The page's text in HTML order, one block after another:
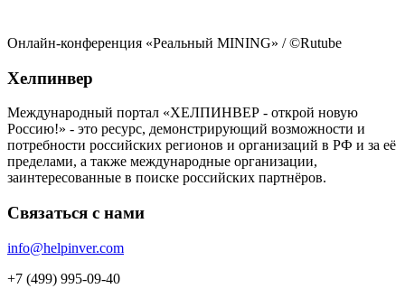
Онлайн-конференция «Реальный MINING» / ©Rutube
Хелпинвер
Международный портал «ХЕЛПИНВЕР - открой новую
Россию!» - это ресурс, демонстрирующий возможности и
потребности российских регионов и организаций в РФ и за её
пределами, а также международные организации,
заинтересованные в поиске российских партнёров.
Связаться с нами
info@helpinver.com
+7 (499) 995-09-40